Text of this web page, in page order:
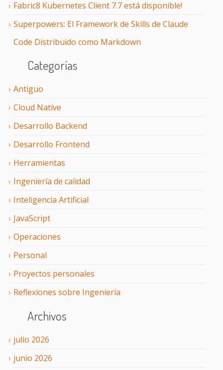
Fabric8 Kubernetes Client 7.7 está disponible!
Superpowers: El Framework de Skills de Claude
Code Distribuido como Markdown
Categorías
Antiguo
Cloud Native
Desarrollo Backend
Desarrollo Frontend
Herramientas
Ingeniería de calidad
Inteligencia Artificial
JavaScript
Operaciones
Personal
Proyectos personales
Reflexiones sobre Ingeniería
Archivos
julio 2026
junio 2026